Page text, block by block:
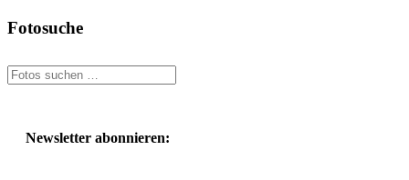
Fotosuche
Newsletter abonnieren: